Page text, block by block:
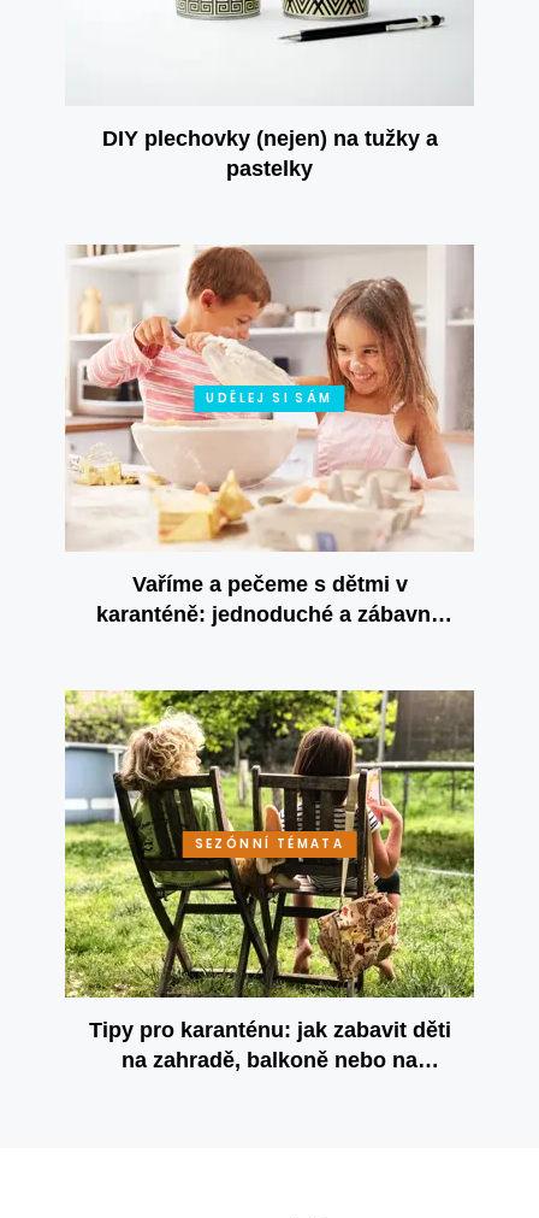
DIY plechovky (nejen) na tužky a
pastelky
UDĚLEJ SI SÁM
Vaříme a pečeme s dětmi v
karanténě: jednoduché a zábavné
SEZÓNNÍ TÉMATA
Tipy pro karanténu: jak zabavit děti
na zahradě, balkoně nebo na